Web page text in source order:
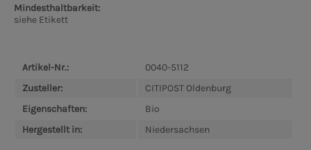
Mindesthaltbarkeit:
siehe Etikett
Artikel-Nr.:
0040-5112
Zusteller:
CITIPOST Oldenburg
Eigenschaften:
Bio
Hergestellt in:
Niedersachsen